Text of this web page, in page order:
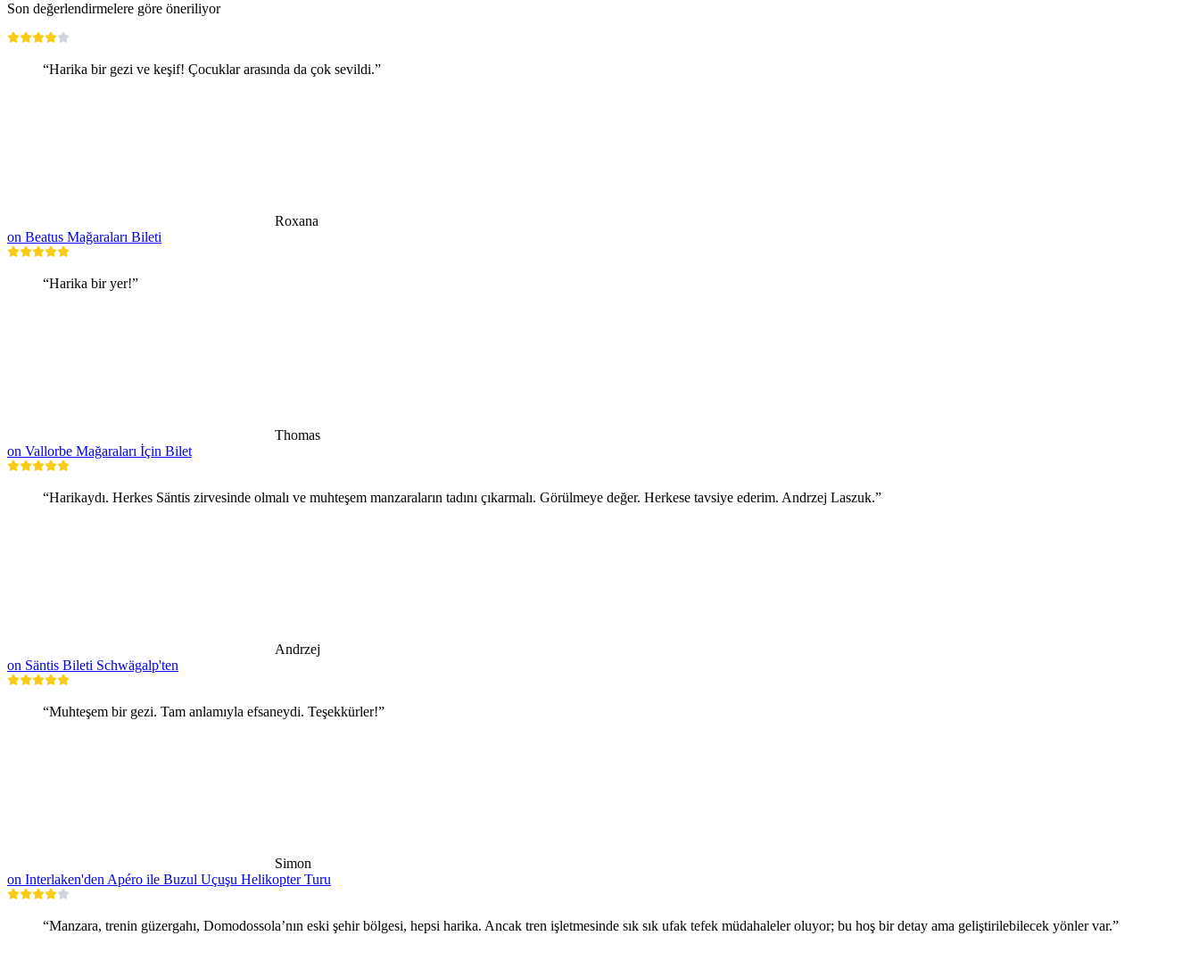
Son değerlendirmelere göre öneriliyor
“Harika bir gezi ve keşif! Çocuklar arasında da çok sevildi.”
Roxana
on Beatus Mağaraları Bileti
“Harika bir yer!”
Thomas
on Vallorbe Mağaraları İçin Bilet
“Harikaydı. Herkes Säntis zirvesinde olmalı ve muhteşem manzaraların tadını çıkarmalı. Görülmeye değer. Herkese tavsiye ederim. Andrzej Laszuk.”
Andrzej
on Säntis Bileti Schwägalp'ten
“Muhteşem bir gezi. Tam anlamıyla efsaneydi. Teşekkürler!”
Simon
on Interlaken'den Apéro ile Buzul Uçuşu Helikopter Turu
“Manzara, trenin güzergahı, Domodossola’nın eski şehir bölgesi, hepsi harika. Ancak tren işletmesinde sık sık ufak tefek müdahaleler oluyor; bu hoş bir detay ama geliştirilebilecek yönler var.”